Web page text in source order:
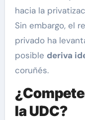
hacia la
Sin embargo, el
privado ha
posible deriva
coruñés.
la UDC?